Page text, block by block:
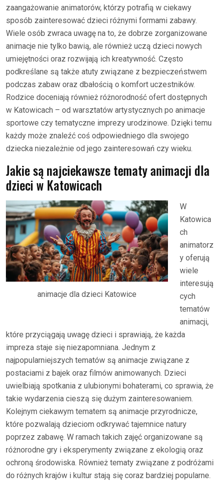
zaangażowanie animatorów, którzy potrafią w ciekawy
sposób zainteresować dzieci różnymi formami zabawy.
Wiele osób zwraca uwagę na to, że dobrze zorganizowane
animacje nie tylko bawią, ale również uczą dzieci nowych
umiejętności oraz rozwijają ich kreatywność. Często
podkreślane są także atuty związane z bezpieczeństwem
podczas zabaw oraz dbałością o komfort uczestników.
Rodzice doceniają również różnorodność ofert dostępnych
w Katowicach – od warsztatów artystycznych po animacje
sportowe czy tematyczne imprezy urodzinowe. Dzięki temu
każdy może znaleźć coś odpowiedniego dla swojego
dziecka niezależnie od jego zainteresowań czy wieku.
Jakie są najciekawsze tematy animacji dla
dzieci w Katowicach
animacje dla dzieci Katowice
W
Katowica
ch
animatorz
y oferują
wiele
interesują
cych
tematów
animacji,
które przyciągają uwagę dzieci i sprawiają, że każda
impreza staje się niezapomniana. Jednym z
najpopularniejszych tematów są animacje związane z
postaciami z bajek oraz filmów animowanych. Dzieci
uwielbiają spotkania z ulubionymi bohaterami, co sprawia, że
takie wydarzenia cieszą się dużym zainteresowaniem.
Kolejnym ciekawym tematem są animacje przyrodnicze,
które pozwalają dzieciom odkrywać tajemnice natury
poprzez zabawę. W ramach takich zajęć organizowane są
różnorodne gry i eksperymenty związane z ekologią oraz
ochroną środowiska. Również tematy związane z podróżami
do różnych krajów i kultur stają się coraz bardziej popularne.